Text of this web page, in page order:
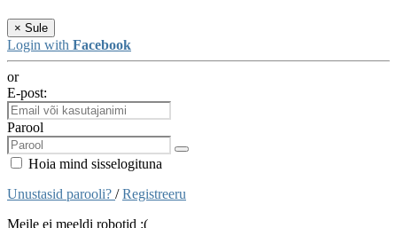
× Sule
Login with Facebook
or
E-post:
Parool
Hoia mind sisselogituna
Unustasid parooli? /Registreeru
Meile ei meeldi robotid :(